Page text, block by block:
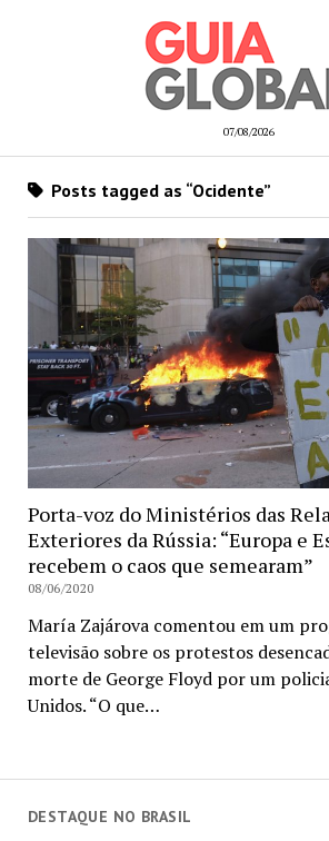
07/08/2026
DESTAQUE NO BRASIL
Posts tagged as “Ocidente”
Porta-voz do Ministérios das
Exteriores da Rússia: “Europa e
recebem o caos que semearam”
08/06/2020
María Zajárova comentou em um
televisão sobre os protestos
morte de George Floyd por um
Unidos. “O que…